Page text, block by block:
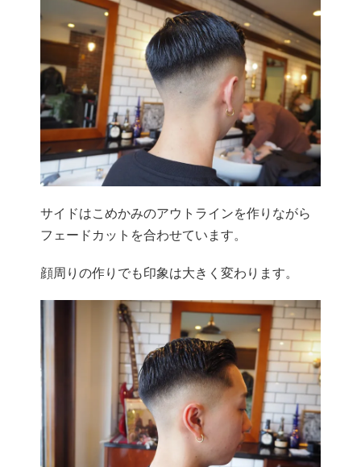
サイドはこめかみのアウトラインを作りながら
フェードカットを合わせています。
顔周りの作りでも印象は大きく変わります。